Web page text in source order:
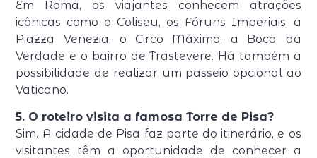
Em Roma, os viajantes conhecem atrações
icônicas como o Coliseu, os Fóruns Imperiais, a
Piazza Venezia, o Circo Máximo, a Boca da
Verdade e o bairro de Trastevere. Há também a
possibilidade de realizar um passeio opcional ao
Vaticano.
5. O roteiro visita a famosa Torre de Pisa?
Sim. A cidade de Pisa faz parte do itinerário, e os
visitantes têm a oportunidade de conhecer a